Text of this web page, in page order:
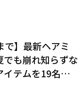
で】最新ヘアミ
でも崩れ知らずな
イテムを19名様